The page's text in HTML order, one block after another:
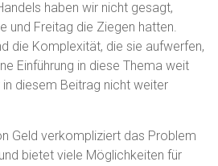
haben wir nicht gesagt,
und Freitag die Ziegen hatten.
die Komplexität, die sie aufwerfen,
Einführung in diese Thema weit
in diesem Beitrag nicht weiter
Geld verkompliziert das Problem
bietet viele Möglichkeiten für